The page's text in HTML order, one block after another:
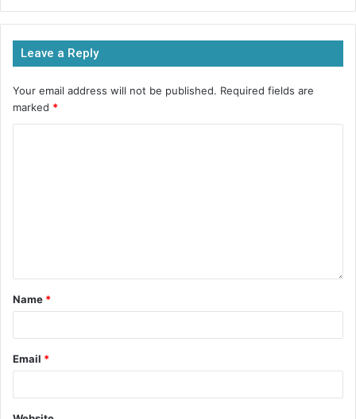
c
e
b
o
o
itt
er
at
s
A
p
p
s
s
e
n
g
ar
e
Leave a Reply
Your email address will not be published. Required fields are
marked *
Name *
Email *